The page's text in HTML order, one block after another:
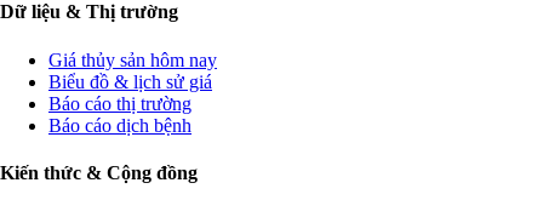
Dữ liệu & Thị trường
Giá thủy sản hôm nay
Biểu đồ & lịch sử giá
Báo cáo thị trường
Báo cáo dịch bệnh
Kiến thức & Cộng đồng